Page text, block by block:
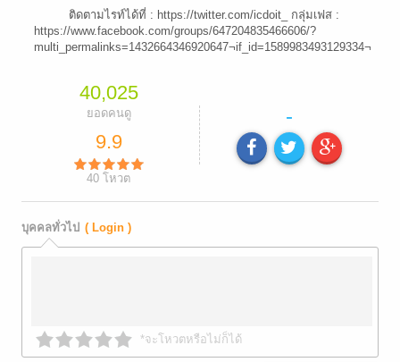
ติดตามไรท์ได้ที่ : https://twitter.com/icdoit_ กลุ่มเฟส :
https://www.facebook.com/groups/647204835466606/?
40,025
ยอดคนดู
9.9
40 โหวต
-
บุคคลทั่วไป ( Login )
*จะโหวตหรือไม่ก็ได้